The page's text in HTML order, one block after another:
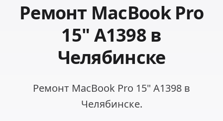
Ремонт MacBook Pro
15" A1398 в
Челябинске
Ремонт MacBook Pro 15" A1398 в
Челябинске.